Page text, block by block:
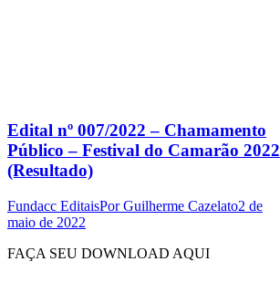
Edital nº 007/2022 – Chamamento
Público – Festival do Camarão 2022
(Resultado)
Fundacc EditaisPorGuilherme Cazelato2 de
maio de 2022
FAÇA SEU DOWNLOAD AQUI